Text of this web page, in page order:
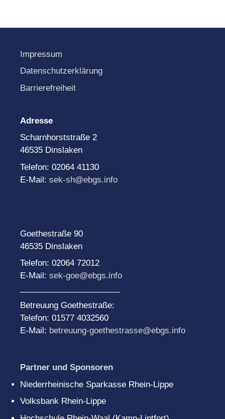
Impressum
Datenschutzerklärung
Barrierefreiheit
Adresse
Scharnhorststraße 2
46535 Dinslaken
Telefon: 02064 41130
E-Mail: sek-sh@ebgs.info
Goethestraße 90
46535 Dinslaken
Telefon: 02064 72012
E-Mail: sek-goe@ebgs.info
Betreuung Goethestraße:
Telefon: 01577 4032560
E-Mail: betreuung-goethestrasse@ebgs.info
Partner und Sponsoren
Niederrheinische Sparkasse Rhein-Lippe
Volksbank Rhein-Lippe